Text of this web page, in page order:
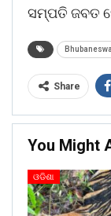
ସମ୍ପତି ଜବତ
Share
You Might
ଓଡିଶା